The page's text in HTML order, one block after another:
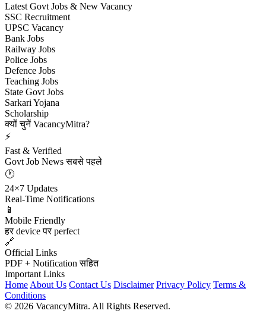
Latest Govt Jobs & New Vacancy
SSC Recruitment
UPSC Vacancy
Bank Jobs
Railway Jobs
Police Jobs
Defence Jobs
Teaching Jobs
State Govt Jobs
Sarkari Yojana
Scholarship
क्यों चुनें VacancyMitra?
⚡
Fast & Verified
Govt Job News सबसे पहले
🕐
24×7 Updates
Real-Time Notifications
📱
Mobile Friendly
हर device पर perfect
🔗
Official Links
PDF + Notification सहित
Important Links
Home About Us Contact Us Disclaimer Privacy Policy Terms &
Conditions
© 2026 VacancyMitra. All Rights Reserved.